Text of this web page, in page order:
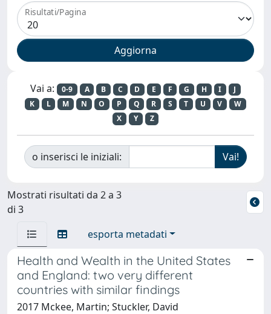
Risultati/Pagina
Vai a: 0-9 A B C D E F G H I
J
K
L M N O P Q R S T U V
W
X
Y Z
o inserisci le iniziali:
Mostrati risultati da 2 a 3
di 3
esporta metadati
Health and Wealth in the United States
and England: two very different
countries with similar findings
2017 Mckee, Martin; Stuckler, David